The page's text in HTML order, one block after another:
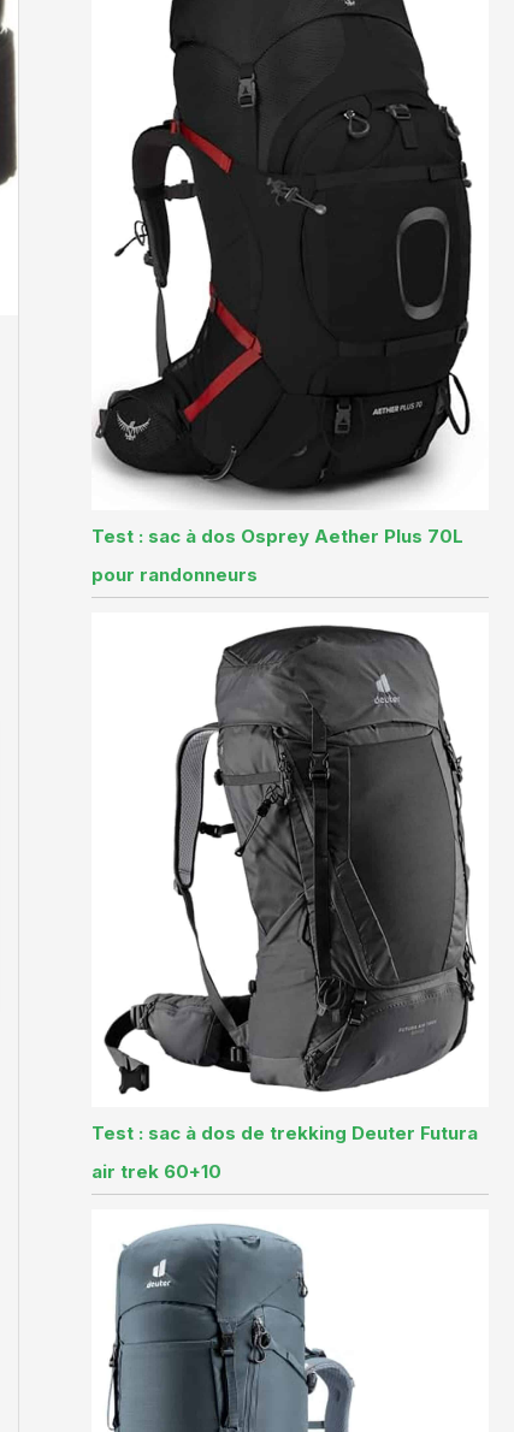
Test : sac à dos Osprey Aether Plus 70L
pour randonneurs
Test : sac à dos de trekking Deuter Futura
air trek 60+10